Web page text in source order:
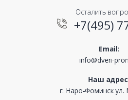
Осталить
+7(495)
Email:
info@dveri-
Наш
г. Наро-Фоминск ул.